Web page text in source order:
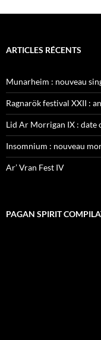
ARTICLES RÉCENTS
Munarheim : nouveau
Ragnarök festival XXII :
Lid Ar Morrigan IX : date
Insomnium : nouveau
Ar’ Vran Fest IV
PAGAN SPIRIT